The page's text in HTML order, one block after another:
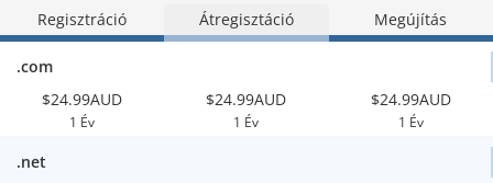
Regisztráció
Átregisztáció Megújítás
.com
$24.99AUD
1 Év
$24.99AUD
1 Év
$24.99AUD
1 Év
.net